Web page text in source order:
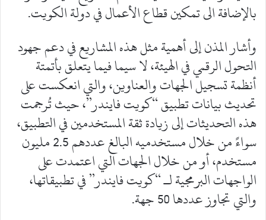
بالإضافة الى تمكين قطاع الأعمال في دولة الكويت.
وأشار المذن إلى أهمية مثل هذه المشاريع في دعم جهود
التحول الرقمي في الهيئة، لا سيما فيما يتعلق بأتمتة
أنظمة تسجيل الجهات والعناوين، والتي انعكست على
تحديث بيانات تطبيق “كويت فايندر”، حيث تُرجمت
هذه التحديثات إلى زيادة ثقة المستخدمين في التطبيق،
سواءً من خلال مستخدميه البالغ عددهم 2.5 مليون
مستخدم، أو من خلال الجهات التي اعتمدت على
الواجهات البرمجية لـ “كويت فايندر” في تطبيقاتها،
والتي تجاوز عددها 50 جهة.